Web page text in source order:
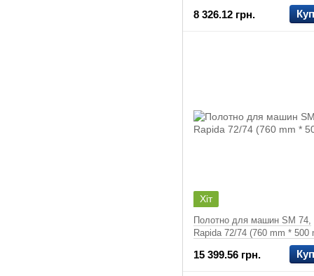
8 326.12 грн.
Хіт
Полотно для машин SM 74,
Rapida 72/74 (760 mm * 500
15 399.56 грн.